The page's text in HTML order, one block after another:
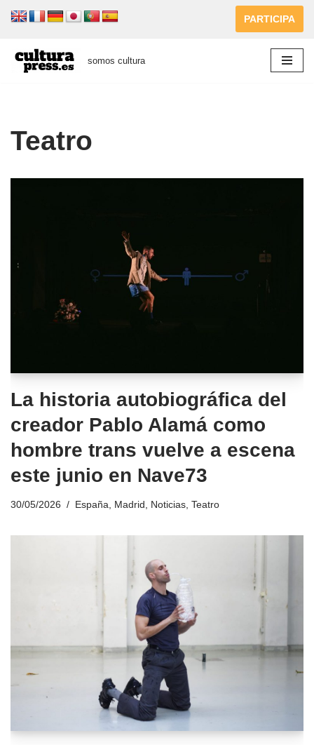
al
contenido
PARTICIPA
somos cultura
Teatro
La historia autobiográfica del
creador Pablo Alamá como
hombre trans vuelve a escena
este junio en Nave73
30/05/2026 España Madrid Noticias Teatro